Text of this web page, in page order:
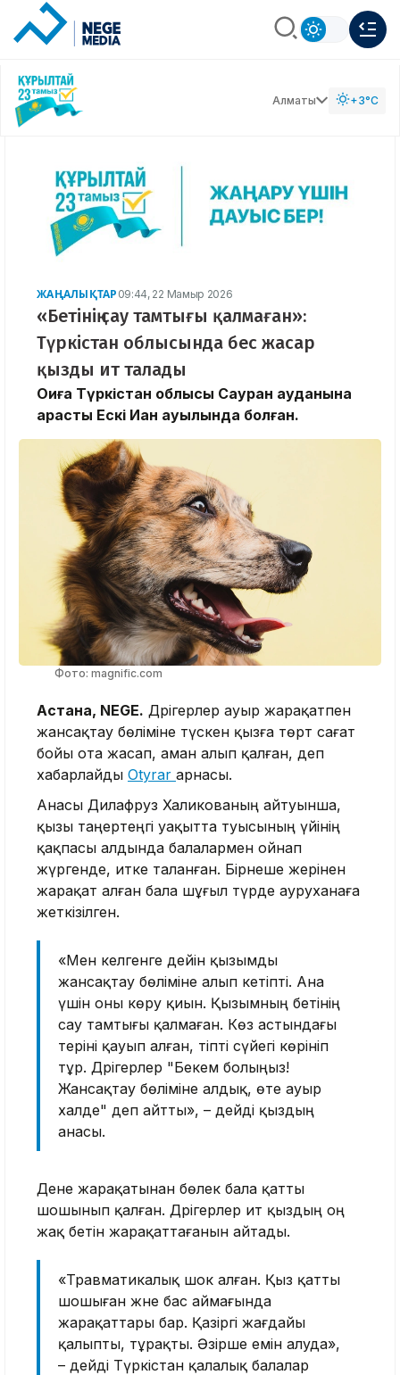
Алматы +3°C
ЖАҢАЛЫҚТАР 09:44, 22 Мамыр 2026
«Бетінің сау тамтығы қалмаған»:
Түркістан облысында бес жасар
қызды ит талады
Оқиға Түркістан облысы Сауран ауданына
қарасты Ескі Иқан ауылында болған.
Фото: magnific.com
Астана, NEGE. Дәрігерлер ауыр жарақатпен
жансақтау бөліміне түскен қызға төрт сағат
бойы ота жасап, аман алып қалған, деп
хабарлайды Otyrar арнасы.
Анасы Дилафруз Халикованың айтуынша,
қызы таңертеңгі уақытта туысының үйінің
қақпасы алдында балалармен ойнап
жүргенде, итке таланған. Бірнеше жерінен
жарақат алған бала шұғыл түрде ауруханаға
жеткізілген.
«Мен келгенге дейін қызымды
жансақтау бөліміне алып кетіпті. Ана
үшін оны көру қиын. Қызымның бетінің
сау тамтығы қалмаған. Көз астындағы
теріні қауып алған, тіпті сүйегі көрініп
тұр. Дәрігерлер "Бекем болыңыз!
Жансақтау бөліміне алдық, өте ауыр
халде" деп айтты», – дейді қыздың
анасы.
Дене жарақатынан бөлек бала қатты
шошынып қалған. Дәрігерлер ит қыздың оң
жақ бетін жарақаттағанын айтады.
«Травматикалық шок алған. Қыз қатты
шошыған және бас аймағында
жарақаттары бар. Қазіргі жағдайы
қалыпты, тұрақты. Әзірше емін алуда»,
– дейді Түркістан қалалық балалар